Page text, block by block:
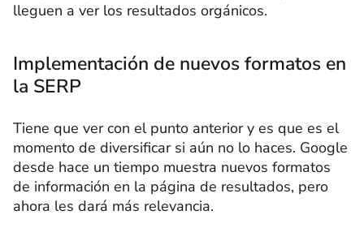
lleguen a ver los resultados orgánicos.
Implementación de nuevos formatos en
la SERP
Tiene que ver con el punto anterior y es que es el
momento de diversificar si aún no lo haces. Google
desde hace un tiempo muestra nuevos formatos
de información en la página de resultados, pero
ahora les dará más relevancia.